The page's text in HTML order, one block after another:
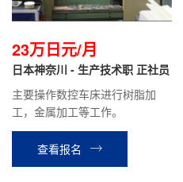
23万日元/月
日本神奈川 - 生产技术职 正社员
主要操作数控车床进行树脂加
工，金属加工等工作。
查看报名